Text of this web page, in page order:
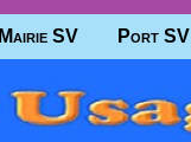
Mairie SV Port SV